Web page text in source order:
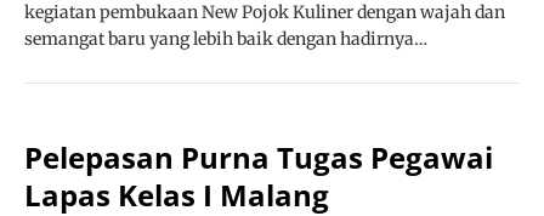
kegiatan pembukaan New Pojok Kuliner dengan wajah dan
semangat baru yang lebih baik dengan hadirnya…
Pelepasan Purna Tugas Pegawai
Lapas Kelas I Malang